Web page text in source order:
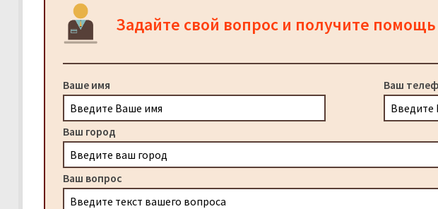
Задайте свой вопрос и получите
Ваше имя Ваш
Ваш город
Ваш вопрос